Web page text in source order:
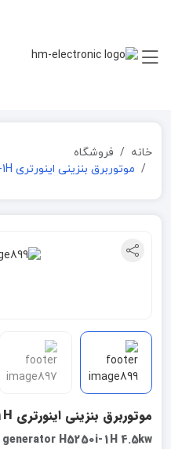
خانه
فروشگاه
موتوربرق بنزینی اینورتری H5250i-1H هواسدان 4.5kw
موتوربرق بنزینی اینورتری H5250i-1H هواسدان 4.5kw
H5250i-1H 4.5kw